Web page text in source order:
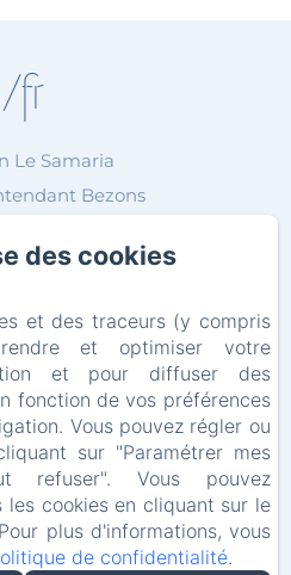
/fr
Le Samaria
Bezons
0611843471
légales
des cookies
et des traceurs (y compris
et optimiser votre
et pour diffuser des
fonction de vos préférences
Vous pouvez régler ou
sur "Paramétrer mes
refuser". Vous pouvez
cookies en cliquant sur le
plus d'informations, vous
de confidentialité.